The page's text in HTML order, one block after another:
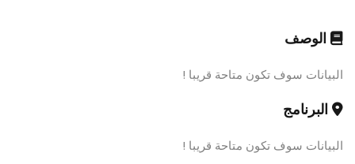
الوصف
البيانات سوف تكون متاحة قريبا !
البرنامج
البيانات سوف تكون متاحة قريبا !